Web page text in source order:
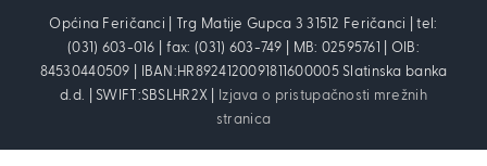
Općina Feričanci | Trg Matije Gupca 3 31512 Feričanci | tel:
(031) 603-016 | fax: (031) 603-749 | MB: 02595761 | OIB:
84530440509 | IBAN:HR8924120091811600005 Slatinska banka
d.d. | SWIFT:SBSLHR2X |
Izjava o pristupačnosti mrežnih
stranica